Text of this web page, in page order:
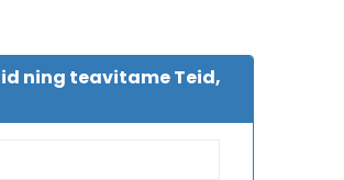
ning teavitame Teid,